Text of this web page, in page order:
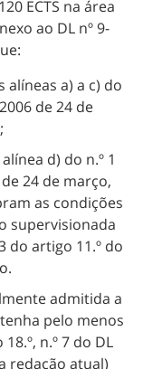
ECTS na área
ao DL nº 9-
alíneas a) a c) do
de 24 de
d) do n.º 1
24 de março,
as condições
supervisionada
do artigo 11.º do
admitida a
pelo menos
n.º 7 do DL
redação atual)